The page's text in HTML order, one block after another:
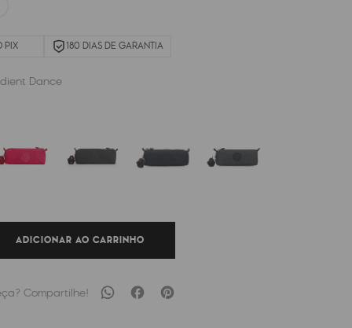
PIX 180 DIAS DE GARANTIA
Dance
ADICIONAR AO CARRINHO